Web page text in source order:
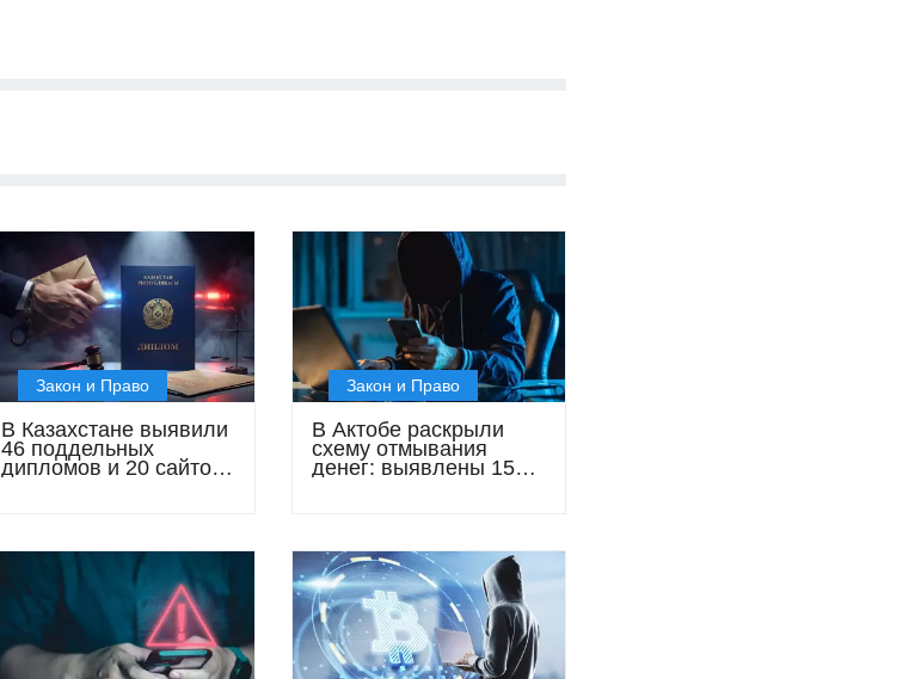
Закон и Право
В Казахстане выявили
46 поддельных
дипломов и 20 сайтов
Закон и Право
В Актобе раскрыли
схему отмывания
денег: выявлены 150